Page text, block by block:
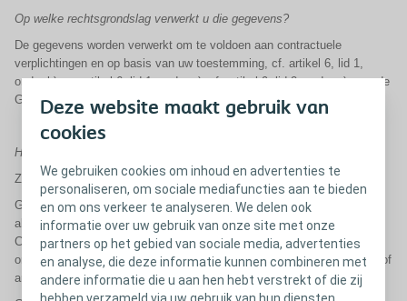
Deze website maakt gebruik van
cookies
We gebruiken cookies om inhoud en advertenties te
personaliseren, om sociale mediafuncties aan te bieden
en om ons verkeer te analyseren. We delen ook
informatie over uw gebruik van onze site met onze
partners op het gebied van sociale media, advertenties
en analyse, die deze informatie kunnen combineren met
andere informatie die u aan hen hebt verstrekt of die zij
Op welke rechtsgrondslag verwerkt u die gegevens?
De gegevens worden verwerkt om te voldoen aan contractuele
verplichtingen en op basis van uw toestemming, cf. artikel 6, lid 1,
onder b), en artikel 6, lid 1, onder a), cf. artikel 9, lid 2, onder a), van de
GDPR.
Hoelang bewaart u die gegevens?
Zolang de toestemming van de gebruiker van toepassing is
Gegevens worden gewist als een gebruiker zijn toestemming intrekt of
als er in de afgelopen drie jaar geen interacties tussen de gebruiker en
Coloplast hebben plaatsgevonden (interacties omvatten alle
ondersteuningsverzoeken, bestellingen, brieven, e-mails, telefoontjes of
andere soorten communicatie).